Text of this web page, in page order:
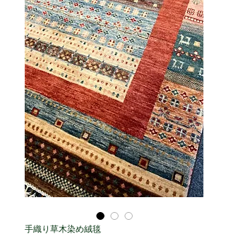
手織り草木染め絨毯